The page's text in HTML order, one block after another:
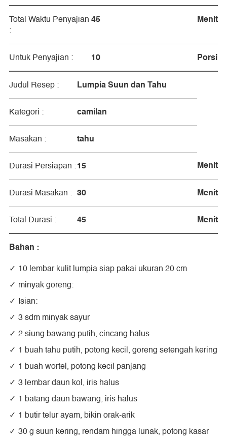
Total Waktu Penyajian
:
45 Menit
Untuk Penyajian : 10 Porsi
Judul Resep : Lumpia Suun dan Tahu
Kategori : camilan
Masakan : tahu
Durasi Persiapan :15 Menit
Durasi Masakan : 30 Menit
Total Durasi : 45
Menit
Bahan :
10 lembar kulit lumpia siap pakai ukuran 20 cm
minyak goreng:
Isian:
3 sdm minyak sayur
2 siung bawang putih, cincang halus
1 buah tahu putih, potong kecil, goreng setengah kering
1 buah wortel, potong kecil panjang
3 lembar daun kol, iris halus
1 batang daun bawang, iris halus
1 butir telur ayam, bikin orak-arik
30 g suun kering, rendam hingga lunak, potong kasar